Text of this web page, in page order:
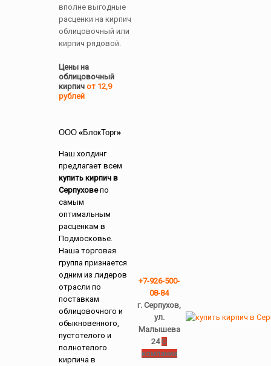
вполне выгодные
расценки на кирпич
облицовочный или
кирпич рядовой.
Цены на
облицовочный
кирпич от 12,9
рублей
ООО «БлокТорг»
Наш холдинг
предлагает всем
купить кирпич в
Серпуховепо
самым
оптимальным
расценкам в
Подмосковье.
Наша торговая
группа признается
одним из лидеров
отрасли по
поставкам
облицовочного и
обыкновенного,
пустотелого и
полнотелого
кирпича в
+7-926-500-
08-84
г. Серпухов,
ул.
Малышева
24 О
компании